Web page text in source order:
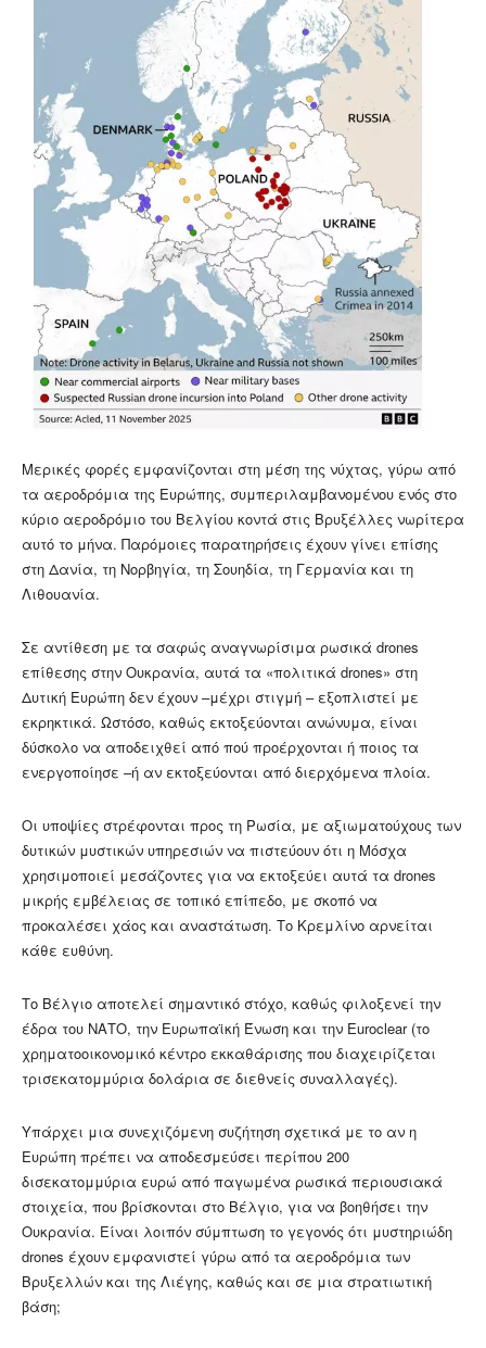
Μερικές φορές εμφανίζονται στη μέση της νύχτας, γύρω από
τα αεροδρόμια της Ευρώπης, συμπεριλαμβανομένου ενός στο
κύριο αεροδρόμιο του Βελγίου κοντά στις Βρυξέλλες νωρίτερα
αυτό το μήνα. Παρόμοιες παρατηρήσεις έχουν γίνει επίσης
στη Δανία, τη Νορβηγία, τη Σουηδία, τη Γερμανία και τη
Λιθουανία.
Σε αντίθεση με τα σαφώς αναγνωρίσιμα ρωσικά drones
επίθεσης στην Ουκρανία, αυτά τα «πολιτικά drones» στη
Δυτική Ευρώπη δεν έχουν –μέχρι στιγμή – εξοπλιστεί με
εκρηκτικά. Ωστόσο, καθώς εκτοξεύονται ανώνυμα, είναι
δύσκολο να αποδειχθεί από πού προέρχονται ή ποιος τα
ενεργοποίησε –ή αν εκτοξεύονται από διερχόμενα πλοία.
Οι υποψίες στρέφονται προς τη Ρωσία, με αξιωματούχους των
δυτικών μυστικών υπηρεσιών να πιστεύουν ότι η Μόσχα
χρησιμοποιεί μεσάζοντες για να εκτοξεύει αυτά τα drones
μικρής εμβέλειας σε τοπικό επίπεδο, με σκοπό να
προκαλέσει χάος και αναστάτωση. Το Κρεμλίνο αρνείται
κάθε ευθύνη.
Το Βέλγιο αποτελεί σημαντικό στόχο, καθώς φιλοξενεί την
έδρα του ΝΑΤΟ, την Ευρωπαϊκή Ένωση και την Euroclear (το
χρηματοοικονομικό κέντρο εκκαθάρισης που διαχειρίζεται
τρισεκατομμύρια δολάρια σε διεθνείς συναλλαγές).
Υπάρχει μια συνεχιζόμενη συζήτηση σχετικά με το αν η
Ευρώπη πρέπει να αποδεσμεύσει περίπου 200
δισεκατομμύρια ευρώ από παγωμένα ρωσικά περιουσιακά
στοιχεία, που βρίσκονται στο Βέλγιο, για να βοηθήσει την
Ουκρανία. Είναι λοιπόν σύμπτωση το γεγονός ότι μυστηριώδη
drones έχουν εμφανιστεί γύρω από τα αεροδρόμια των
Βρυξελλών και της Λιέγης, καθώς και σε μια στρατιωτική
βάση;